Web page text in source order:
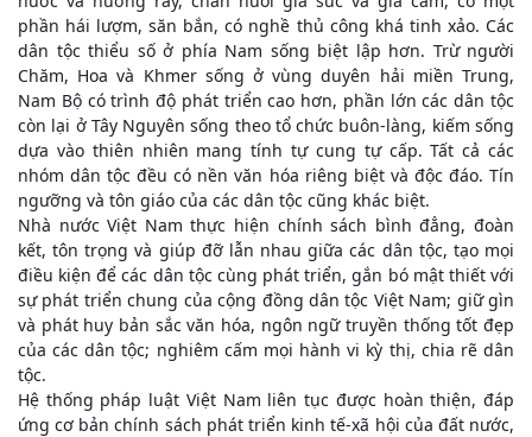
phần hái lượm, săn bắn, có nghề thủ công khá tinh xảo. Các
dân tộc thiểu số ở phía Nam sống biệt lập hơn. Trừ người
Chăm, Hoa và Khmer sống ở vùng duyên hải miền Trung,
Nam Bộ có trình độ phát triển cao hơn, phần lớn các dân tộc
còn lại ở Tây Nguyên sống theo tổ chức buôn-làng, kiếm sống
dựa vào thiên nhiên mang tính tự cung tự cấp. Tất cả các
nhóm dân tộc đều có nền văn hóa riêng biệt và độc đáo. Tín
ngưỡng và tôn giáo của các dân tộc cũng khác biệt.
Nhà nước Việt Nam thực hiện chính sách bình đẳng, đoàn
kết, tôn trọng và giúp đỡ lẫn nhau giữa các dân tộc, tạo mọi
điều kiện để các dân tộc cùng phát triển, gắn bó mật thiết với
sự phát triển chung của cộng đồng dân tộc Việt Nam; giữ gìn
và phát huy bản sắc văn hóa, ngôn ngữ truyền thống tốt đẹp
của các dân tộc; nghiêm cấm mọi hành vi kỳ thị, chia rẽ dân
tộc.
Hệ thống pháp luật Việt Nam liên tục được hoàn thiện, đáp
ứng cơ bản chính sách phát triển kinh tế-xã hội của đất nước,